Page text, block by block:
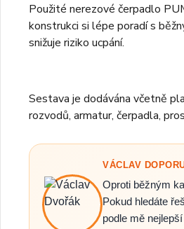
Použité nerezové čerpadlo
konstrukci si lépe poradí s
snižuje riziko ucpání.
Sestava je dodávána včetně
rozvodů, armatur, čerpadla,
VÁCLAV
Oproti běžným
Pokud hledáte
podle mě